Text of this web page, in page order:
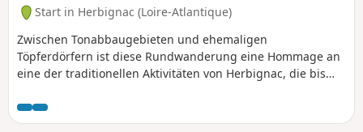
Start in Herbignac (Loire-Atlantique)
Zwischen Tonabbaugebieten und ehemaligen
Töpferdörfern ist diese Rundwanderung eine Hommage an
eine der traditionellen Aktivitäten von Herbignac, die bis